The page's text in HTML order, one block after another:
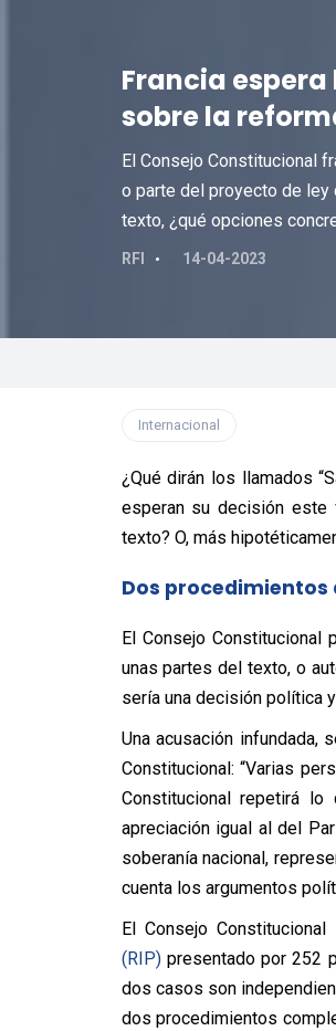
Francia
sobre la
El Consejo Constitucional
o parte del proyecto de ley
texto, ¿qué opciones
RFI 14-04-2023
Internacional
¿Qué dirán los llamados
esperan su decisión este
texto? O, más
Dos
El Consejo Constitucional
unas partes del texto, o
sería una decisión política
Una acusación infundada,
Constitucional: “Varias
Constitucional repetirá
apreciación igual al del
soberanía nacional,
cuenta los argumentos
El Consejo
(RIP)presentado por 252
dos casos son
dos procedimientos